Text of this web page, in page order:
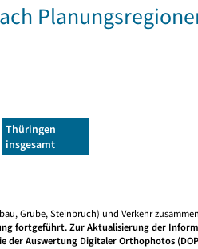
Thüringen
insgesamt
Grube, Steinbruch) und Verkehr
fortgeführt. Zur Aktualisierung der
der Auswertung Digitaler Orthophotos